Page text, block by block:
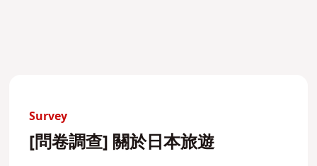
Survey
[問卷調查] 關於日本旅遊